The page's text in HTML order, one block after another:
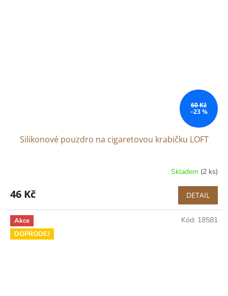
60 Kč
–23 %
Silikonové pouzdro na cigaretovou krabičku LOFT
Skladem (2 ks)
46 Kč DETAIL
Akce
DOPRODEJ
Kód: 18581